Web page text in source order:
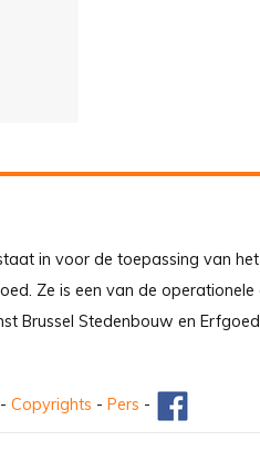
in voor de toepassing van
Ze is een van de operationele
Brussel Stedenbouw en
- Copyrights - Pers -